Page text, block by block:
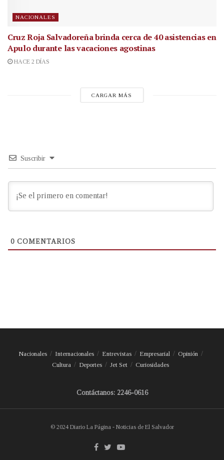
NACIONALES
Cruz Roja Salvadoreña brinda cerca de 40 asistencias en
Apulo durante las vacaciones agostinas
HACE 2 DÍAS
CARGAR MÁS
Suscribir
0 COMENTARIOS
Nacionales Internacionales Entrevistas Empresarial
Opinión
Cultura
Deportes Jet Set Curiosidades
Contáctanos: 2246-0616
© 2024 Diario La Página - Noticias de El Salvador